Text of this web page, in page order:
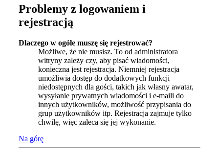
Problemy z logowaniem i
rejestracją
Dlaczego w ogóle muszę się rejestrować?
Możliwe, że nie musisz. To od administratora
witryny zależy czy, aby pisać wiadomości,
konieczna jest rejestracja. Niemniej rejestracja
umożliwia dostęp do dodatkowych funkcji
niedostępnych dla gości, takich jak własny awatar,
wysyłanie prywatnych wiadomości i e-maili do
innych użytkowników, możliwość przypisania do
grup użytkowników itp. Rejestracja zajmuje tylko
chwilę, więc zaleca się jej wykonanie.
Na górę